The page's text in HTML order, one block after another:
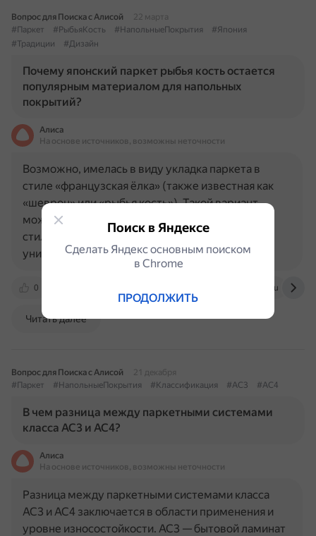
Вопрос для Поиска с Алисой
22 марта
#Паркет
#РыбьяКость #НапольныеПокрытия
#Япония
#Традиции
#Дизайн
Почему японский паркет рыбья кость остается
популярным материалом для напольных
покрытий?
Алиса
На основе источников, возможны неточности
0 parketme.ru
Возможно, имелась в виду укладка паркета в
стиле «французская ёлка» (также известная как
«шеврон» или «рыбья кость»). Такой вариант
может быть популярным из-за элегантного и
стильного внешнего вида, который добавляет
уникальность и изысканность в…
Читать далее
Вопрос для Поиска с Алисой
21 декабря
#Паркет
#НапольныеПокрытия #Классификация #AC3 #AC4
В чем разница между паркетными системами
класса AC3 и AC4?
Алиса
На основе источников, возможны неточности
Разница между паркетными системами класса
AC3 и AC4 заключается в области применения и
уровне износостойкости. AC3 — бытовой ламинат
Поиск в Яндексе
Сделать Яндекс основным поиском
в Сhrome
ПРОДОЛЖИТЬ